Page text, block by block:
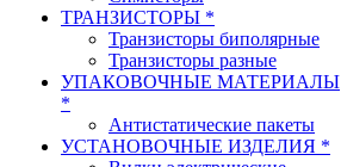
ТРАНЗИСТОРЫ *
Транзисторы биполярные
Транзисторы разные
УПАКОВОЧНЫЕ МАТЕРИАЛЫ
*
Антистатические пакеты
УСТАНОВОЧНЫЕ ИЗДЕЛИЯ *